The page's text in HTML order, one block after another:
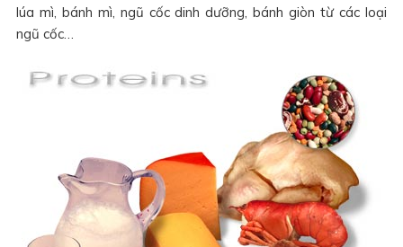
lúa mì, bánh mì, ngũ cốc dinh dưỡng, bánh giòn từ các loại
ngũ cốc…